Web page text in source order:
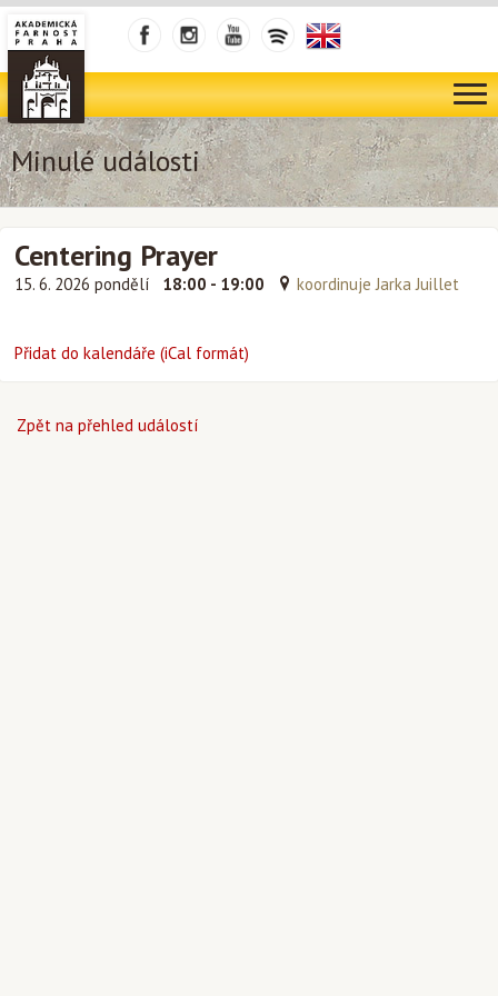
Minulé události
Centering Prayer
15. 6. 2026 pondělí 18:00 - 19:00 koordinuje Jarka Juillet
Přidat do kalendáře (iCal formát)
Zpět na přehled událostí